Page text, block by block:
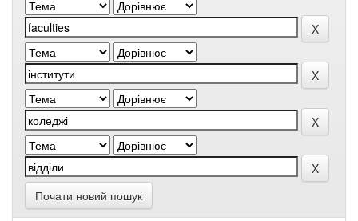
Почати новий пошук